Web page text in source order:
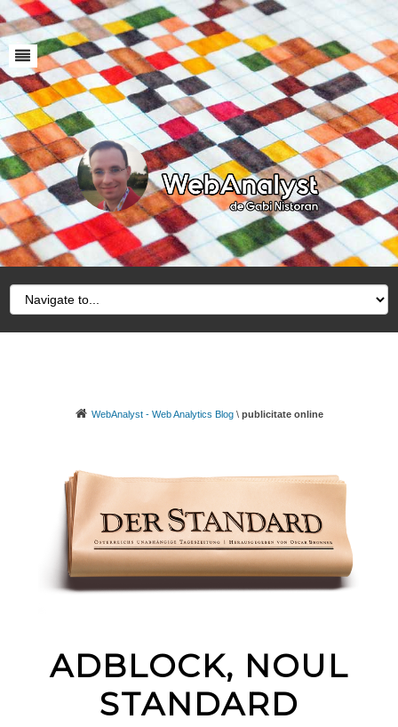
WebAnalyst - Web Analytics Blog\ publicitate online
ADBLOCK, NOUL
STANDARD